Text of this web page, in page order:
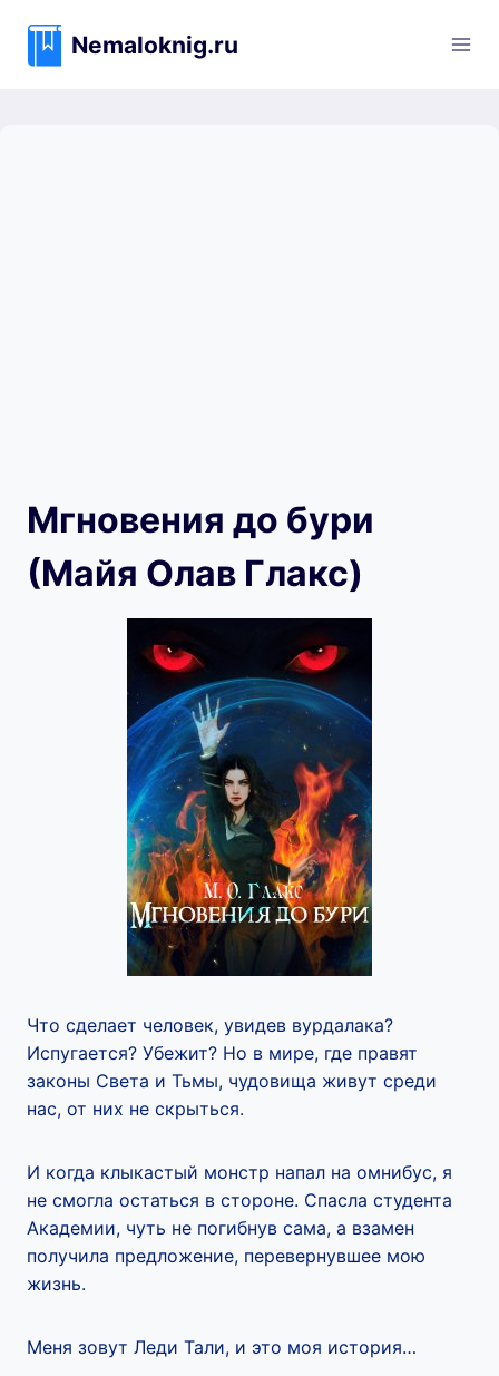
содержимому
Nemaloknig.ru
Мгновения до бури
(Майя Олав Глакс)
Что сделает человек, увидев вурдалака?
Испугается? Убежит? Но в мире, где правят
законы Света и Тьмы, чудовища живут среди
нас, от них не скрыться.
И когда клыкастый монстр напал на омнибус, я
не смогла остаться в стороне. Спасла студента
Академии, чуть не погибнув сама, а взамен
получила предложение, перевернувшее мою
жизнь.
Меня зовут Леди Тали, и это моя история…